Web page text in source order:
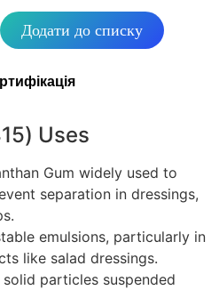
Додати до списку
Uses
Gum widely used to
separation in dressings,
emulsions, particularly in
like salad dressings.
solid particles suspended